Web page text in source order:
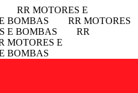
RR MOTORES E
BOMBAS
RR MOTORES
E BOMBAS
RR
MOTORES E
BOMBAS